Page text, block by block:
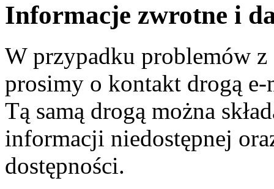
Informacje zwrotne i
W przypadku problemów
prosimy o kontakt drogą
Tą samą drogą można
informacji niedostępnej
dostępności.